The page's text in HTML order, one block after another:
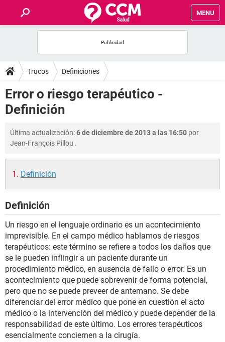
MENU
FOROS
SALUD
FAMILIA
NUTRICIÓN
SEXUALIDAD
Trucos Definiciones
Error o riesgo terapéutico -
Definición
Última actualización:6 de diciembre de 2013 a las 16:50 por
Jean-François Pillou .
Definición
Definición
Un riesgo en el lenguaje ordinario es un acontecimiento
imprevisible. En el campo médico hablamos de riesgos
terapéuticos: este término se refiere a todos los daños que
se le pueden inflingir a un paciente durante un
procedimiento médico, en ausencia de fallo o error. Es un
acontecimiento que puede sobrevenir de forma potencial,
pero que no se puede preveer de antemano. Se debe
diferenciar del error médico que pone en cuestión el acto
médico o la intervención del médico y puede depender de la
responsabilidad de este último. Los errores terapéuticos
esencialmente conciernen a la cirugía.